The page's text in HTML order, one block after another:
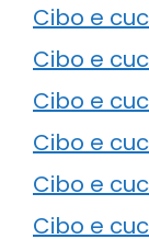
Cibo e
Cibo e
Cibo e
Cibo e
Cibo e
Cibo e